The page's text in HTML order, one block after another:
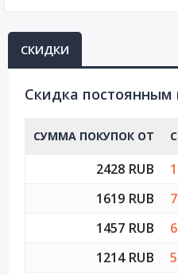
СКИДКИ
Cкидка постоянным
СУММА ПОКУПОК ОТ
2428 RUB
1619 RUB
1457 RUB
1214 RUB